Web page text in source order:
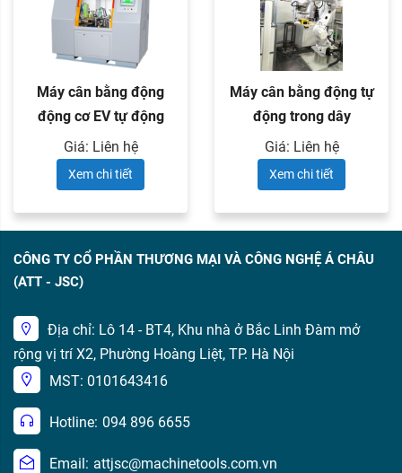
Máy cân bằng động
động cơ EV tự động
Giá: Liên hệ
Xem chi tiết
Máy cân bằng động tự
động trong dây
chuyền sản ...
Giá: Liên hệ
Xem chi tiết
CÔNG TY CỔ PHẦN THƯƠNG MẠI VÀ CÔNG NGHỆ Á CHÂU
(ATT - JSC)
Địa chỉ: Lô 14 - BT4, Khu nhà ở Bắc Linh Đàm mở
rộng vị trí X2, Phường Hoàng Liệt, TP. Hà Nội
MST: 0101643416
Hotline: 094 896 6655
Email: attjsc@machinetools.com.vn